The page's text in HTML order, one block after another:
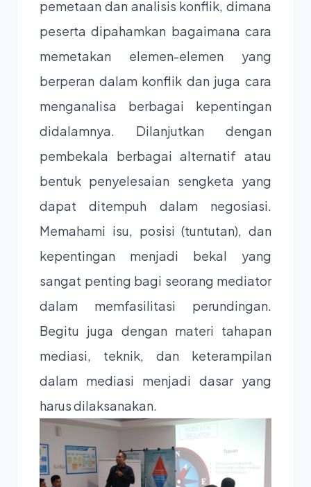
pemetaan dan analisis konflik, dimana
peserta dipahamkan bagaimana cara
memetakan elemen-elemen yang
berperan dalam konflik dan juga cara
menganalisa berbagai kepentingan
didalamnya. Dilanjutkan dengan
pembekala berbagai alternatif atau
bentuk penyelesaian sengketa yang
dapat ditempuh dalam negosiasi.
Memahami isu, posisi (tuntutan), dan
kepentingan menjadi bekal yang
sangat penting bagi seorang mediator
dalam memfasilitasi perundingan.
Begitu juga dengan materi tahapan
mediasi, teknik, dan keterampilan
dalam mediasi menjadi dasar yang
harus dilaksanakan.